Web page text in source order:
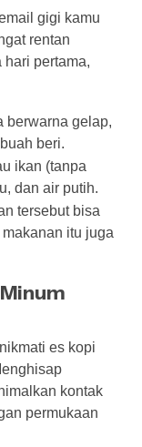
gigi kamu
rentan
hari pertama,
berwarna gelap,
beri.
ikan (tanpa
dan air putih.
tersebut bisa
itu juga
es kopi
kontak
permukaan